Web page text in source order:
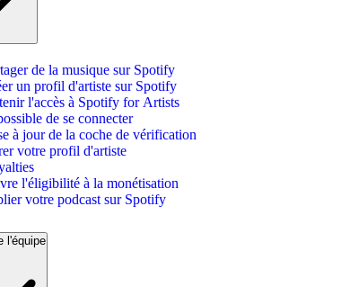
de la musique sur Spotify
un profil d'artiste sur Spotify
l'accès à Spotify for Artists
de se connecter
à jour de la coche de vérification
votre profil d'artiste
l'éligibilité à la monétisation
votre podcast sur Spotify
l'équipe